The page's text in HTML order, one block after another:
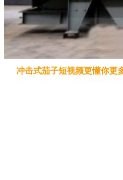
冲击式茄子短视频更懂你更